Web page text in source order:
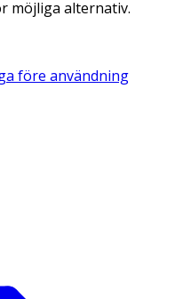
möjliga alternativ.
före användning